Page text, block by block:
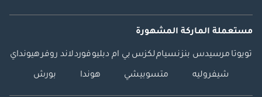
مستعملة الماركة المشهورة
تويوتا مرسيدس بنزنسياملكزس بي ام دبليوفوردلاند روفرهيونداي
شيفروليه متسوبيشي هوندا بورش